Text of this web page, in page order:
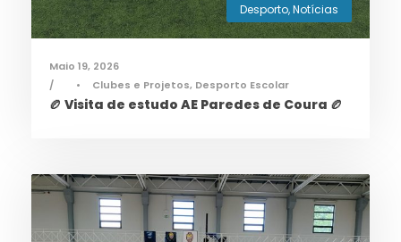
Desporto,Notícias
Maio 19, 2026
•
Clubes e Projetos, Desporto Escolar
🏉 Visita de estudo AE Paredes de Coura 🏉